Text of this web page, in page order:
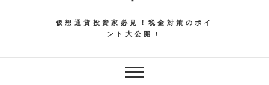
仮想通貨投資家必見！税金対策のポイ
ント大公開！